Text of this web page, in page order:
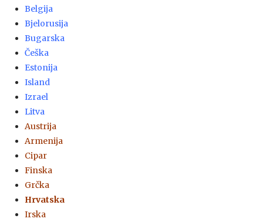
Belgija
Bjelorusija
Bugarska
Češka
Estonija
Island
Izrael
Litva
Austrija
Armenija
Cipar
Finska
Grčka
Hrvatska
Irska